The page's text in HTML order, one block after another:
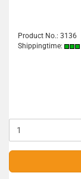
Product No.: 3136
Shippingtime: